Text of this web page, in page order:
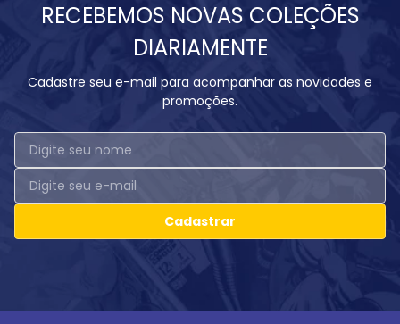
RECEBEMOS NOVAS COLEÇÕES
DIARIAMENTE
Cadastre seu e-mail para acompanhar as novidades e
promoções.
Cadastrar